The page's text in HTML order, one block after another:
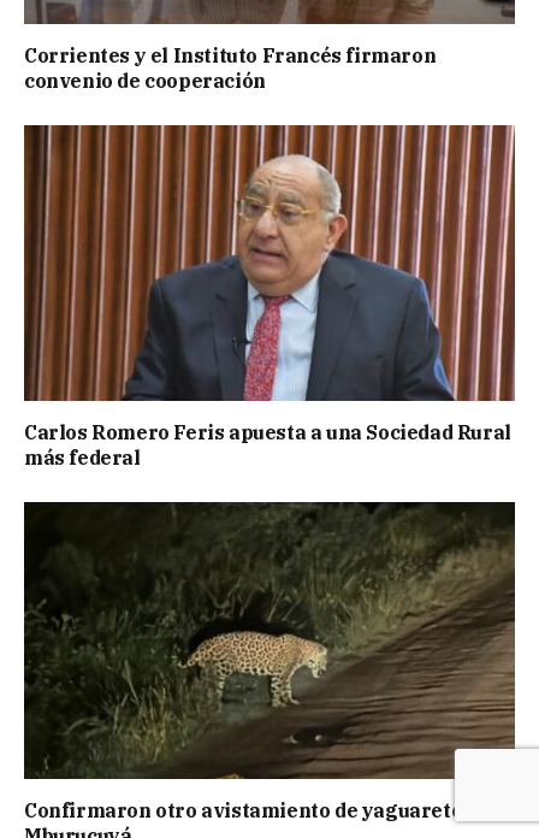
Corrientes y el Instituto Francés firmaron
convenio de cooperación
Carlos Romero Feris apuesta a una Sociedad Rural
más federal
Confirmaron otro avistamiento de yaguareté en